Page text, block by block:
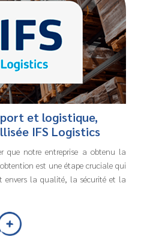
et logistique,
IFS Logistics
que notre entreprise a obtenu la
est une étape cruciale qui
envers la qualité, la sécurité et la